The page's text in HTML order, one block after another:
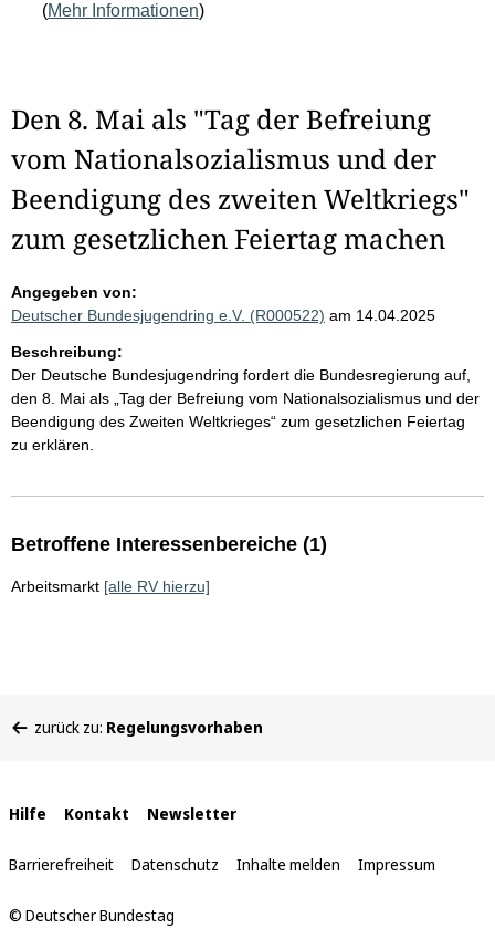
(Mehr Informationen)
Den 8. Mai als "Tag der Befreiung
vom Nationalsozialismus und der
Beendigung des zweiten Weltkriegs"
zum gesetzlichen Feiertag machen
Angegeben von:
Deutscher Bundesjugendring e.V. (R000522) am 14.04.2025
Beschreibung:
Der Deutsche Bundesjugendring fordert die Bundesregierung auf,
den 8. Mai als „Tag der Befreiung vom Nationalsozialismus und der
Beendigung des Zweiten Weltkrieges“ zum gesetzlichen Feiertag
zu erklären.
Betroffene Interessenbereiche (1)
Arbeitsmarkt [alle RV hierzu]
befinden
zurück zu: Regelungsvorhaben
Interne
Links
Hilfe Kontakt Newsletter
Barrierefreiheit Datenschutz Inhalte melden Impressum
© Deutscher Bundestag